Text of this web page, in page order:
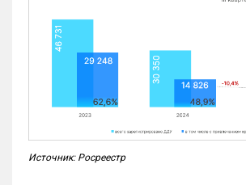
Источник: Росреестр